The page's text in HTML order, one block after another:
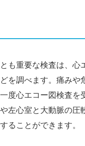
も重要な検査は、
を調べます。痛み
度心エコー図検査を
左心室と大動脈の
ることができます。